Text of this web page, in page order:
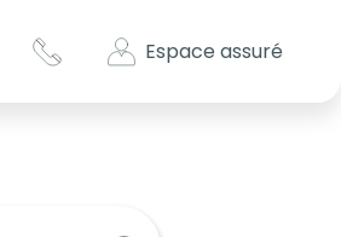
Espace assuré